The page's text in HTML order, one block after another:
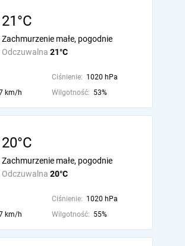
21°C
Odczuwalna 21°C
Zachmurzenie małe, pogodnie
Ciśnienie: 1020 hPa
km/h Wilgotność: 53%
20°C
Odczuwalna 20°C
Zachmurzenie małe, pogodnie
Ciśnienie: 1020 hPa
km/h Wilgotność: 55%